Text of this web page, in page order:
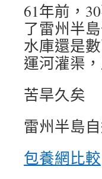
61年前，
了雷州半
水庫還是
運河灌渠
苦旱久矣
雷州半島
包養網比較